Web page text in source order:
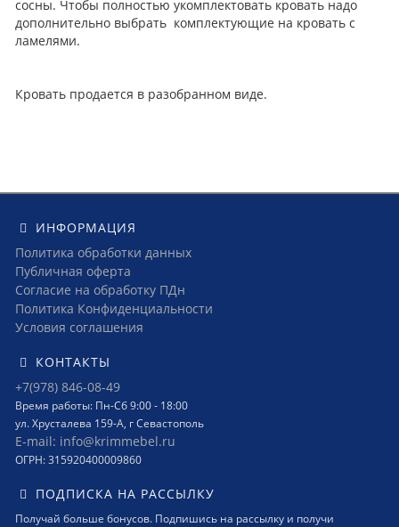
сосны. Чтобы полностью укомплектовать кровать надо
дополнительно выбрать комплектующие на кровать с
ламелями.
Кровать продается в разобранном виде.
ИНФОРМАЦИЯ
Политика обработки данных
Публичная оферта
Согласие на обработку ПДн
Политика Конфиденциальности
Условия соглашения
КОНТАКТЫ
+7(978) 846-08-49
Время работы: Пн-Сб 9:00 - 18:00
ул. Хрусталева 159-А, г Севастополь
E-mail: info@krimmebel.ru
ОГРН: 315920400009860
ПОДПИСКА НА РАССЫЛКУ
Получай больше бонусов. Подпишись на рассылку и получи